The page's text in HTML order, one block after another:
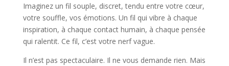
Imaginez un fil souple, discret, tendu entre votre cœur,
votre souffle, vos émotions. Un fil qui vibre à chaque
inspiration, à chaque contact humain, à chaque pensée
qui ralentit. Ce fil, c’est votre nerf vague.
Il n’est pas spectaculaire. Il ne vous demande rien. Mais